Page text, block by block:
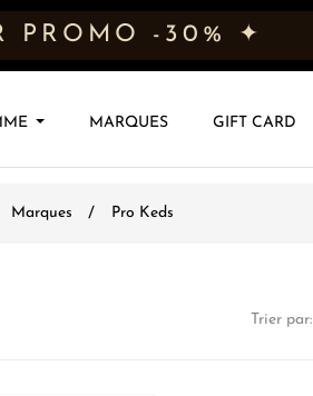
PROMO -30% ✦
MARQUES GIFT CARD
Marques Pro Keds
Trier par: